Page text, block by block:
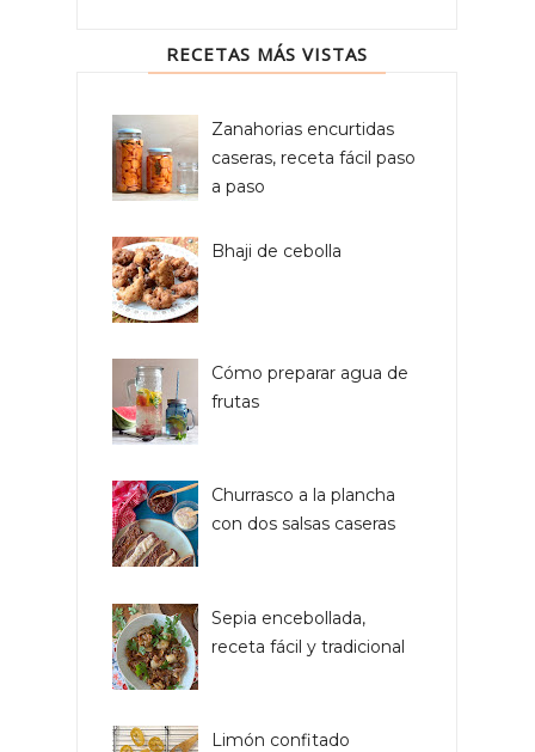
RECETAS MÁS VISTAS
Zanahorias encurtidas
caseras, receta fácil paso
a paso
Bhaji de cebolla
Cómo preparar agua de
frutas
Churrasco a la plancha
con dos salsas caseras
Sepia encebollada,
receta fácil y tradicional
Limón confitado